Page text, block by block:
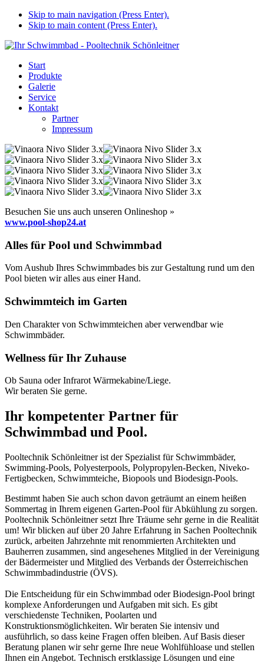
Skip to main navigation (Press Enter).
Skip to main content (Press Enter).
Start
Produkte
Galerie
Service
Kontakt
Partner
Impressum
Besuchen Sie uns auch unseren Onlineshop »
www.pool-shop24.at
Alles für Pool und Schwimmbad
Vom Aushub Ihres Schwimmbades bis zur Gestaltung rund um den
Pool bieten wir alles aus einer Hand.
Schwimmteich im Garten
Den Charakter von Schwimmteichen aber verwendbar wie
Schwimmbäder.
Wellness für Ihr Zuhause
Ob Sauna oder Infrarot Wärmekabine/Liege.
Wir beraten Sie gerne.
Ihr kompetenter Partner für
Schwimmbad und Pool.
Pooltechnik Schönleitner ist der Spezialist für Schwimmbäder,
Swimming-Pools, Polyesterpools, Polypropylen-Becken, Niveko-
Fertigbecken, Schwimmteiche, Biopools und Biodesign-Pools.
Bestimmt haben Sie auch schon davon geträumt an einem heißen
Sommertag in Ihrem eigenen Garten-Pool für Abkühlung zu sorgen.
Pooltechnik Schönleitner setzt Ihre Träume sehr gerne in die Realität
um! Wir blicken auf über 20 Jahre Erfahrung in Sachen Pooltechnik
zurück, arbeiten Jahrzehnte mit renommierten Architekten und
Bauherren zusammen, sind angesehenes Mitglied in der Vereinigung
der Bädermeister und Mitglied des Verbands der Österreichischen
Schwimmbadindustrie (ÖVS).
Die Entscheidung für ein Schwimmbad oder Biodesign-Pool bringt
komplexe Anforderungen und Aufgaben mit sich. Es gibt
verschiedenste Techniken, Poolarten und
Konstruktionsmöglichkeiten. Wir beraten Sie intensiv und
ausführlich, so dass keine Fragen offen bleiben. Auf Basis dieser
Beratung planen wir sehr gerne Ihre neue Wohlfühloase und stellen
Ihnen ein Angebot. Technisch erstklassige Lösungen und eine